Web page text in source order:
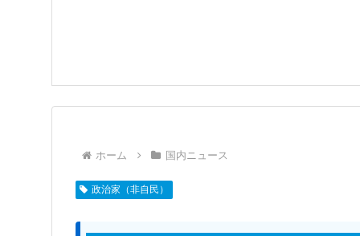
ホーム 国内ニュース
政治家（非自民）